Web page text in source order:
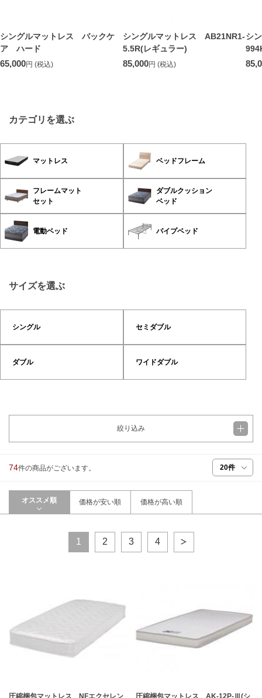
シングルマットレス バックケ
ア ハード
65,000円 (税込)
シングルマットレス AB21NR1-
5.5R(レギュラー)
85,000円 (税込)
シ
カテゴリを選ぶ
マットレス ベッドフレーム
フレームマット
セット
ダブルクッション
ベッド
電動ベッド パイプベッド
サイズを選ぶ
シングル セミダブル
ダブル ワイドダブル
絞り込み
74件の商品がございます。
オススメ順 価格が安い順 価格が高い順
1 2 3 4